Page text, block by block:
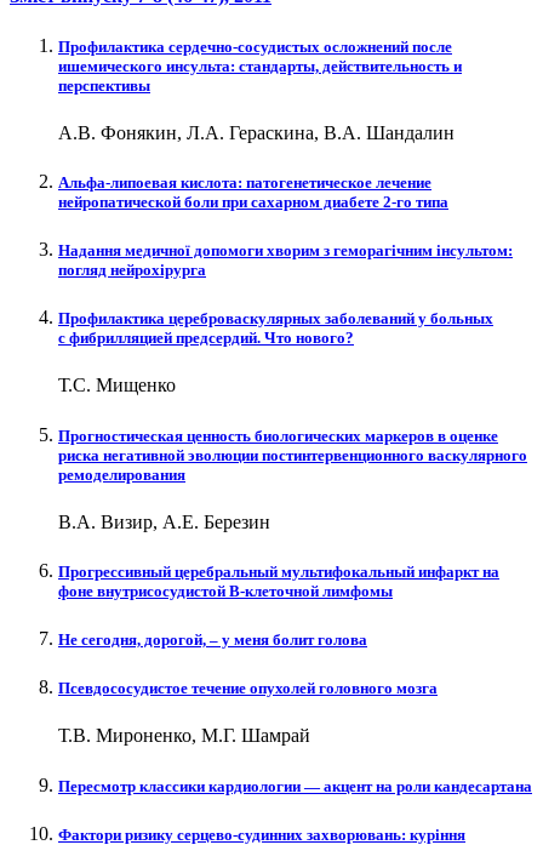
Профилактика сердечно-сосудистых осложнений после
ишемического инсульта: стандарты, действительность и
перспективы
А.В. Фонякин, Л.А. Гераскина, В.А. Шандалин
Альфа-липоевая кислота: патогенетическое лечение
нейропатической боли при сахарном диабете 2-го типа
Надання медичної допомоги хворим з геморагічним інсультом:
погляд нейрохірурга
Профилактика цереброваскулярных заболеваний у больных
с фибрилляцией предсердий. Что нового?
Т.С. Мищенко
Прогностическая ценность биологических маркеров в оценке
риска негативной эволюции постинтервенционного васкулярного
ремоделирования
В.А. Визир, А.Е. Березин
Прогрессивный церебральный мультифокальный инфаркт на
фоне внутрисосудистой В-клеточной лимфомы
Не сегодня, дорогой, – у меня болит голова
Псевдососудистое течение опухолей головного мозга
Т.В. Мироненко, М.Г. Шамрай
Пересмотр классики кардиологии — акцент на роли кандесартана
Фактори ризику серцево-судинних захворювань: куріння